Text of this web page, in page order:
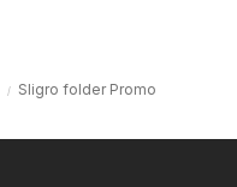
Sligro folder Promo